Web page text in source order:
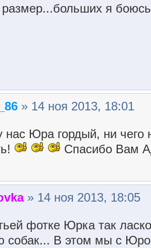
я
» 14 ноя 2013, 18:01
нас Юра гордый, ни чего
Спасибо Вам
» 14 ноя 2013, 18:05
фотке Юрка так
собак... В этом мы с